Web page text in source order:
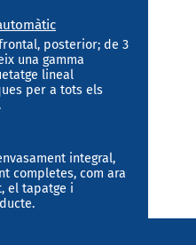
posterior; de 3
una gamma
lineal
per a tots els
integral,
completes, com ara
el tapatge i